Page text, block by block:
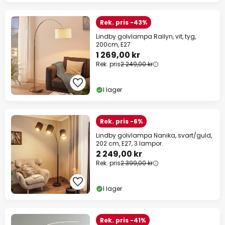
Rek. pris -43%
Lindby golvlampa Railyn, vit, tyg,
200cm, E27
1 269,00 kr
Rek. pris2 249,00 kr
I lager
Rek. pris -6%
Lindby golvlampa Nanika, svart/guld,
202 cm, E27, 3 lampor.
2 249,00 kr
Rek. pris2 399,00 kr
I lager
Rek. pris -41%